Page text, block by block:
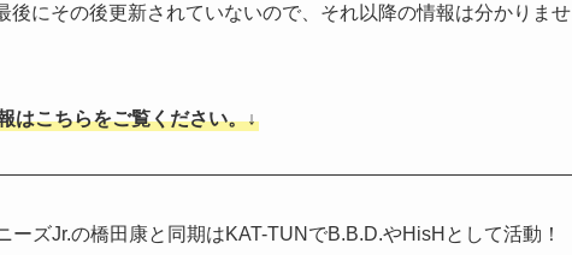
にその後更新されていないので、それ以降の情報は分かりませ
はこちらをご覧ください。↓
ーズJr.の橋田康と同期はKAT-TUNでB.B.D.やHisHとして活動！